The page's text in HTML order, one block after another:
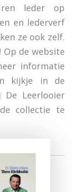
leder op
en lederverf
ze ook zelf.
Op de website
informatie
kijkje in de
Leerlooier
collectie te